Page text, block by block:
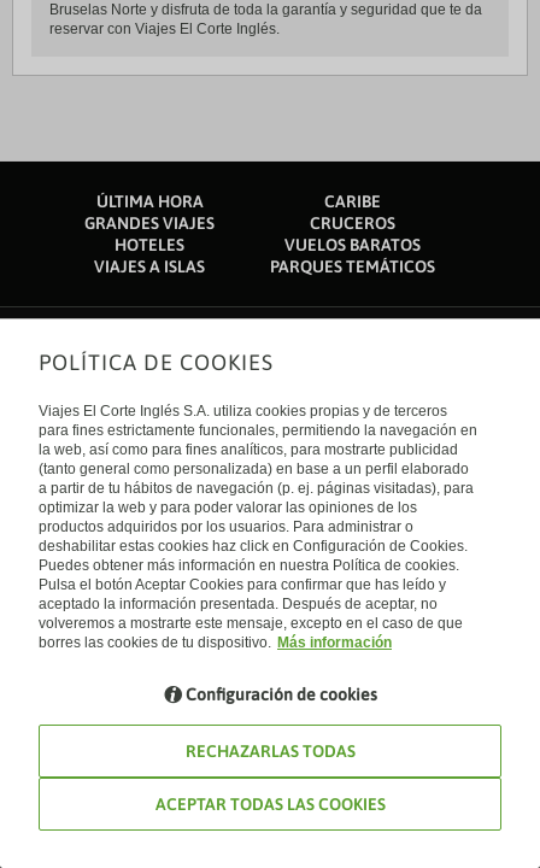
Bruselas Norte y disfruta de toda la garantía y seguridad que te da
reservar con Viajes El Corte Inglés.
ÚLTIMA HORA
CARIBE
GRANDES VIAJES
CRUCEROS
HOTELES
VUELOS BARATOS
VIAJES A ISLAS
PARQUES TEMÁTICOS
Sobre nosotros
Quiénes somos
Financiación
Sostenibilidad
Turismo accesible
Tarjeta El Corte Inglés
Trabaja con nosotros
El Corte Inglés
Canal Ético
Enlaces de interés
Guías de viaje
Catálogos
Auto check-in
Condiciones Generales
Política de privacidad
Política de cookies
Accesibilidad
Empresas/ Grupos
Internacional
España
Visita nuestro blog
Blog de Viajes el Corte inglés
POLÍTICA DE COOKIES
Viajes El Corte Inglés S.A. utiliza cookies propias y de terceros
para fines estrictamente funcionales, permitiendo la navegación en
la web, así como para fines analíticos, para mostrarte publicidad
(tanto general como personalizada) en base a un perfil elaborado
a partir de tu hábitos de navegación (p. ej. páginas visitadas), para
optimizar la web y para poder valorar las opiniones de los
productos adquiridos por los usuarios. Para administrar o
deshabilitar estas cookies haz click en Configuración de Cookies.
Puedes obtener más información en nuestra Política de cookies.
Pulsa el botón Aceptar Cookies para confirmar que has leído y
aceptado la información presentada. Después de aceptar, no
volveremos a mostrarte este mensaje, excepto en el caso de que
borres las cookies de tu dispositivo. Más información
Configuración de cookies
RECHAZARLAS TODAS
ACEPTAR TODAS LAS COOKIES